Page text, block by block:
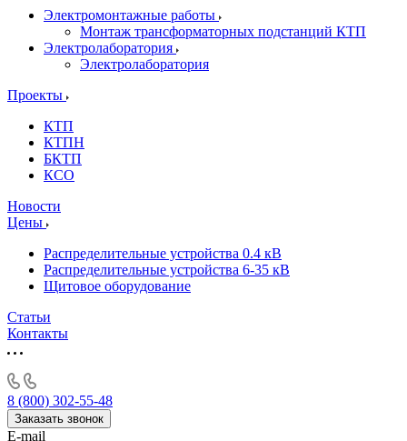
Электромонтажные работы
Монтаж трансформаторных подстанций КТП
Электролаборатория
Электролаборатория
Проекты
КТП
КТПН
БКТП
КСО
Новости
Цены
Распределительные устройства 0.4 кВ
Распределительные устройства 6-35 кВ
Щитовое оборудование
Статьи
Контакты
8 (800) 302-55-48
Заказать звонок
E-mail